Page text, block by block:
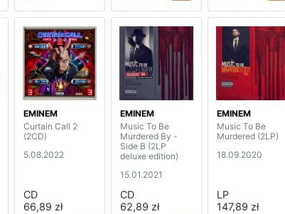
EMINEM
Curtain Call 2
(2CD)
5.08.2022
CD
66,89 zł
EMINEM
Music To Be
Murdered By -
Side B (2LP
deluxe edition)
15.01.2021
CD
62,89 zł
EMINEM
Music To Be
Murdered (2LP)
18.09.2020
LP
147,89 zł